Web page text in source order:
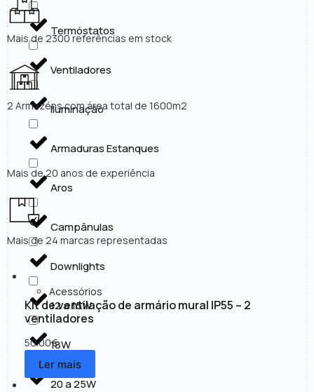
Termóstatos
Ventiladores
Iluminação
Armaduras Estanques
Aros
Campânulas
Downlights
12 a 15W
18W
20 a 25W
Mais de 2300 referências em stock
2 Armazéns com área total de 1600m2
Mais de 20 anos de experiência
Mais de 24 marcas representadas
Acessórios
Kit de ventilação de armário mural IP55 – 2
ventiladores
50.00€
Ler mais